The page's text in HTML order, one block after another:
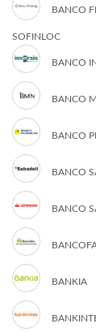
BANCO
SOFINLOC
BANCO
BANCO
BANCO
BANCO
BANCO
BANKIA